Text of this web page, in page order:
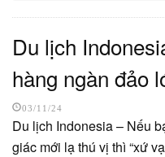
Du lịch
hàng ngàn đảo
03/11/24
Du lịch Indonesia – Nếu
giác mới lạ thú vị thì “xứ